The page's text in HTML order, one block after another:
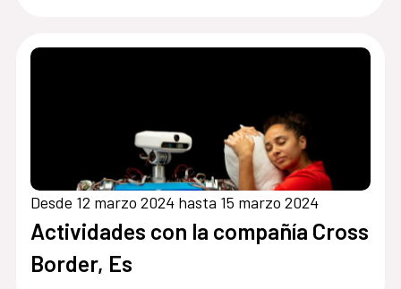
Desde 12 marzo 2024 hasta 15 marzo 2024
Actividades con la compañía Cross
Border, Es